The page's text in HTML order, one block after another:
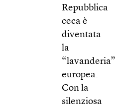
Repubblica
ceca è
diventata
la
“lavanderia”
europea.
Con la
silenziosa